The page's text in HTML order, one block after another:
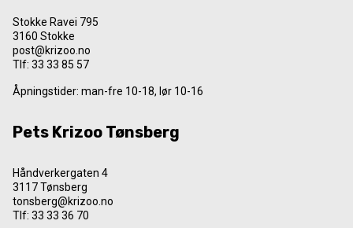
Stokke Ravei 795
3160 Stokke
post@krizoo.no
Tlf: 33 33 85 57
Åpningstider: man-fre 10-18, lør 10-16
Pets Krizoo Tønsberg
Håndverkergaten 4
3117 Tønsberg
tonsberg@krizoo.no
Tlf: 33 33 36 70